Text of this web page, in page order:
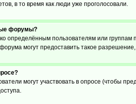
в то время как люди уже проголосовали.
форумы?
определённым пользователям или группам
могут предоставить такое
могут участвовать в опросе (чтобы